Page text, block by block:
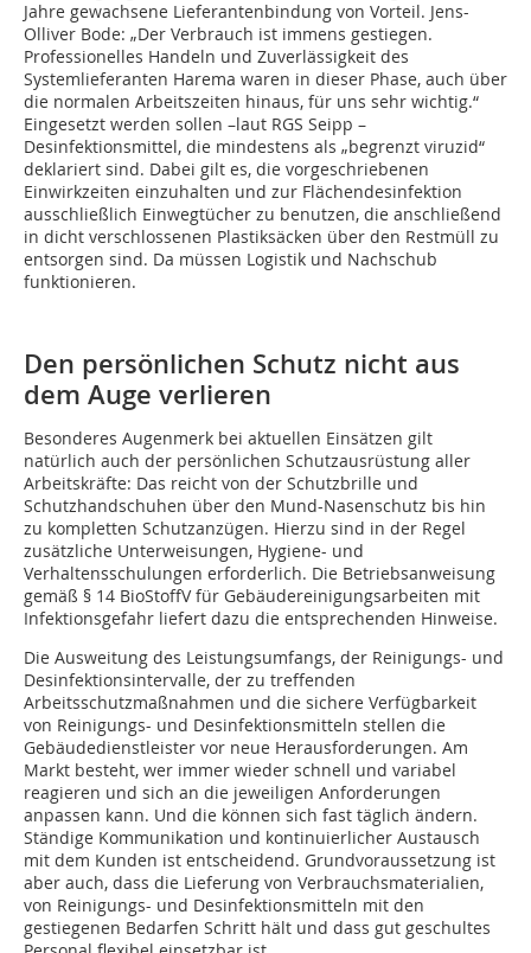
Jahre gewachsene Lieferantenbindung von Vorteil. Jens-
Olliver Bode: „Der Verbrauch ist immens gestiegen.
Professionelles Handeln und Zuverlässigkeit des
Systemlieferanten Harema waren in dieser Phase, auch über
die normalen Arbeitszeiten hinaus, für uns sehr wichtig.“
Eingesetzt werden sollen –laut RGS Seipp –
Desinfektionsmittel, die mindestens als „begrenzt viruzid“
deklariert sind. Dabei gilt es, die vorgeschriebenen
Einwirkzeiten einzuhalten und zur Flächendesinfektion
ausschließlich Einwegtücher zu benutzen, die anschließend
in dicht verschlossenen Plastiksäcken über den Restmüll zu
entsorgen sind. Da müssen Logistik und Nachschub
funktionieren.
Den persönlichen Schutz nicht aus
dem Auge verlieren
Besonderes Augenmerk bei aktuellen Einsätzen gilt
natürlich auch der persönlichen Schutzausrüstung aller
Arbeitskräfte: Das reicht von der Schutzbrille und
Schutzhandschuhen über den Mund-Nasenschutz bis hin
zu kompletten Schutzanzügen. Hierzu sind in der Regel
zusätzliche Unterweisungen, Hygiene- und
Verhaltensschulungen erforderlich. Die Betriebsanweisung
gemäß ­§ 14 BioStoffV für Gebäudereinigungsarbeiten mit
Infektionsgefahr liefert dazu die entsprechenden Hinweise.
Die Ausweitung des Leistungsumfangs, der Reinigungs- und
Desinfektionsintervalle, der zu treffenden
Arbeitsschutzmaßnahmen und die sichere ­Verfügbarkeit
von Reinigungs- und Desinfektionsmitteln stellen die
Gebäudedienstleister vor neue Herausforderungen. Am
Markt besteht, wer immer wieder schnell und variabel
reagieren und sich an die jeweiligen Anforderungen
anpassen kann. Und die können sich fast täglich ändern.
Ständige Kommunikation und kontinuierlicher Austausch
mit dem Kunden ist entscheidend. Grundvoraussetzung ist
aber auch, dass die Lieferung von Verbrauchsmaterialien,
von Reinigungs- und Desinfektionsmitteln mit den
gestiegenen Bedarfen Schritt hält und dass gut geschultes